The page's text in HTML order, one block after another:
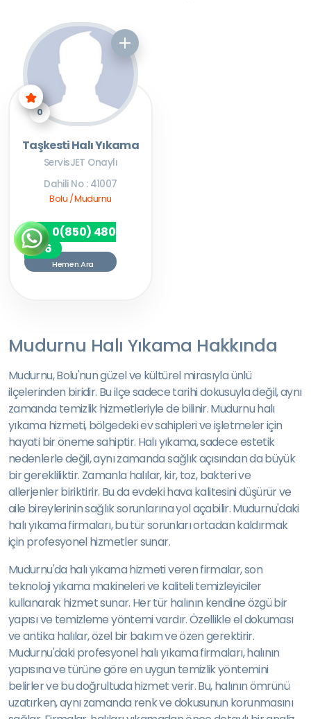
0
Taşkesti Halı Yıkama
ServisJET Onaylı
Dahili No : 41007
Bolu / Mudurnu
0(850) 480
7256
Hemen Ara
Mudurnu Halı Yıkama Hakkında
Mudurnu, Bolu'nun güzel ve kültürel mirasıyla ünlü
ilçelerinden biridir. Bu ilçe sadece tarihi dokusuyla değil, aynı
zamanda temizlik hizmetleriyle de bilinir. Mudurnu halı
yıkama hizmeti, bölgedeki ev sahipleri ve işletmeler için
hayati bir öneme sahiptir. Halı yıkama, sadece estetik
nedenlerle değil, aynı zamanda sağlık açısından da büyük
bir gerekliliktir. Zamanla halılar, kir, toz, bakteri ve
allerjenler biriktirir. Bu da evdeki hava kalitesini düşürür ve
aile bireylerinin sağlık sorunlarına yol açabilir. Mudurnu'daki
halı yıkama firmaları, bu tür sorunları ortadan kaldırmak
için profesyonel hizmetler sunar.
Mudurnu'da halı yıkama hizmeti veren firmalar, son
teknoloji yıkama makineleri ve kaliteli temizleyiciler
kullanarak hizmet sunar. Her tür halının kendine özgü bir
yapısı ve temizleme yöntemi vardır. Özellikle el dokuması
ve antika halılar, özel bir bakım ve özen gerektirir.
Mudurnu'daki profesyonel halı yıkama firmaları, halının
yapısına ve türüne göre en uygun temizlik yöntemini
belirler ve bu doğrultuda hizmet verir. Bu, halının ömrünü
uzatırken, aynı zamanda renk ve dokusunun korunmasını